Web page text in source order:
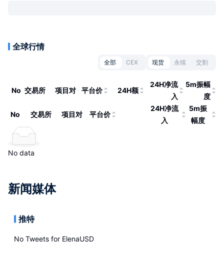
全球行情
全部 CEX 现货 永续 交割
No 交易所 项目对 平台价 24H额
24H净流
入
5m振幅
度
No 交易所 项目对 平台价
24H净流
入
5m振
幅度
No data
新闻媒体
推特
No Tweets for ElenaUSD